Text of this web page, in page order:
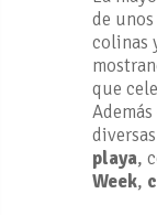
de
colinas
que
playa,
Week,